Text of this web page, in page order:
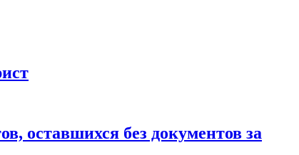
оставшихся без документов за